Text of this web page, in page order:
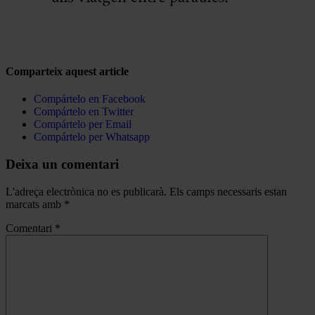
Comparteix aquest article
Compártelo en Facebook
Compártelo en Twitter
Compártelo per Email
Compártelo per Whatsapp
Deixa un comentari
L'adreça electrònica no es publicarà. Els camps necessaris estan
marcats amb *
Comentari *